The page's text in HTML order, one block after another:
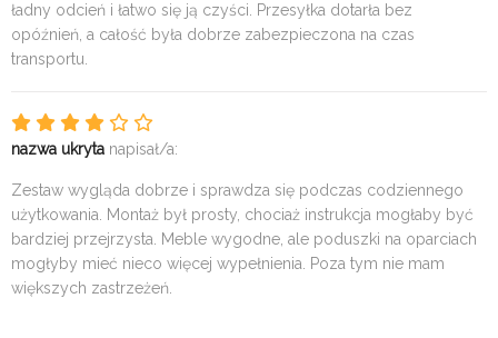
ładny odcień i łatwo się ją czyści. Przesyłka dotarła bez
opóźnień, a całość była dobrze zabezpieczona na czas
transportu.
nazwa ukryta napisał/a:
Zestaw wygląda dobrze i sprawdza się podczas codziennego
użytkowania. Montaż był prosty, chociaż instrukcja mogłaby być
bardziej przejrzysta. Meble wygodne, ale poduszki na oparciach
mogłyby mieć nieco więcej wypełnienia. Poza tym nie mam
większych zastrzeżeń.